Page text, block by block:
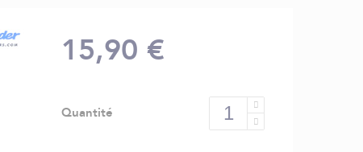
15,90 €
Quantité